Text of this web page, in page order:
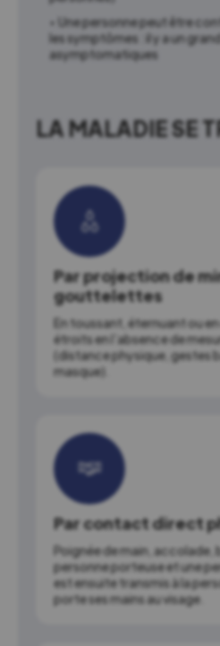
Une personne peut être
les symptômes : il y a un
asymptomatiques
LA MALADIE SE
Par projection de
gouttelettes
En toussant, éternuant ou
étroits en l’absence de
(distance physique, gestes
masque).
Par contact direct
Poignée de main, accolade,
personne porteuse et une
est ensuite transmis à la
porte ses mains au visage.